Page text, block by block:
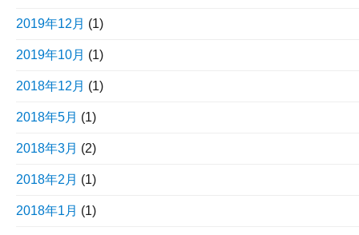
2019年12月 (1)
2019年10月 (1)
2018年12月 (1)
2018年5月 (1)
2018年3月 (2)
2018年2月 (1)
2018年1月 (1)